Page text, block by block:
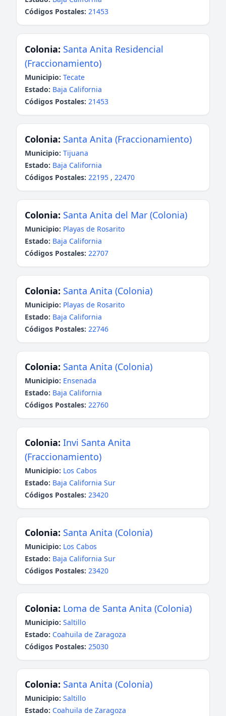
Códigos Postales: 21453
Colonia: Santa Anita Residencial
(Fraccionamiento)
Municipio: Tecate
Estado: Baja California
Códigos Postales: 21453
Colonia: Santa Anita (Fraccionamiento)
Municipio: Tijuana
Estado: Baja California
Códigos Postales: 22195 , 22470
Colonia: Santa Anita del Mar (Colonia)
Municipio: Playas de Rosarito
Estado: Baja California
Códigos Postales: 22707
Colonia: Santa Anita (Colonia)
Municipio: Playas de Rosarito
Estado: Baja California
Códigos Postales: 22746
Colonia: Santa Anita (Colonia)
Municipio: Ensenada
Estado: Baja California
Códigos Postales: 22760
Colonia: Invi Santa Anita
(Fraccionamiento)
Municipio: Los Cabos
Estado: Baja California Sur
Códigos Postales: 23420
Colonia: Santa Anita (Colonia)
Municipio: Los Cabos
Estado: Baja California Sur
Códigos Postales: 23420
Colonia: Loma de Santa Anita (Colonia)
Municipio: Saltillo
Estado: Coahuila de Zaragoza
Códigos Postales: 25030
Colonia: Santa Anita (Colonia)
Municipio: Saltillo
Estado: Coahuila de Zaragoza